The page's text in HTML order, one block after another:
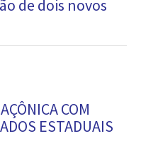
de dois novos
COM
ESTADUAIS